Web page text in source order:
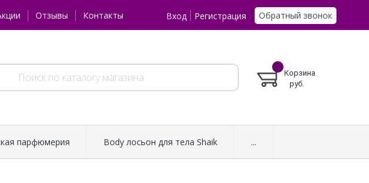
Отзывы Контакты Вход Регистрация Обратный звонок
Корзина
руб.
парфюмерия Body лосьон для тела Shaik ...